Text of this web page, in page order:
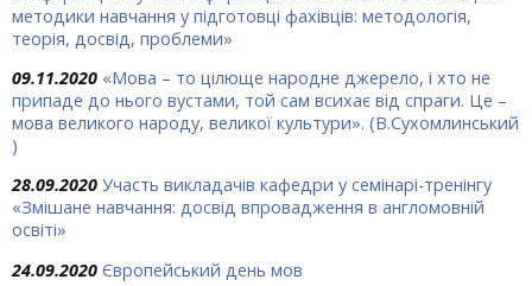
методики навчання у підготовці фахівців: методологія,
теорія, досвід, проблеми»
09.11.2020 «Мова – то цілюще народ­не джерело, і хто не
припаде до нього вустами, той сам всихає від спраги. Це –
мова великого народу, великої культури». (В.Сухомлинський
)
28.09.2020 Участь викладачів кафедри у семінарі-тренінгу
«Змішане навчання: досвід впровадження в англомовній
освіті»
24.09.2020 Європейський день мов